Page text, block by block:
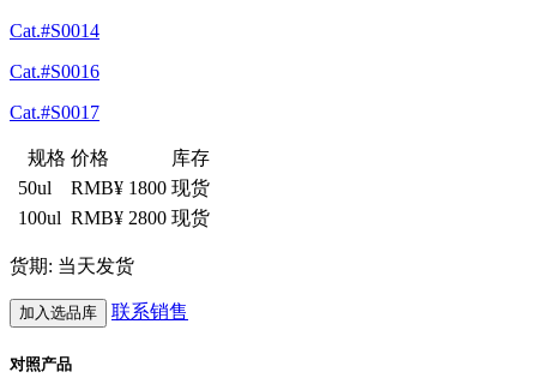
Cat.#S0014
Cat.#S0016
Cat.#S0017
规格 价格
库存
50ul
RMB¥ 1800 现货
100ul RMB¥ 2800 现货
货期: 当天发货
加入选品库 联系销售
对照产品